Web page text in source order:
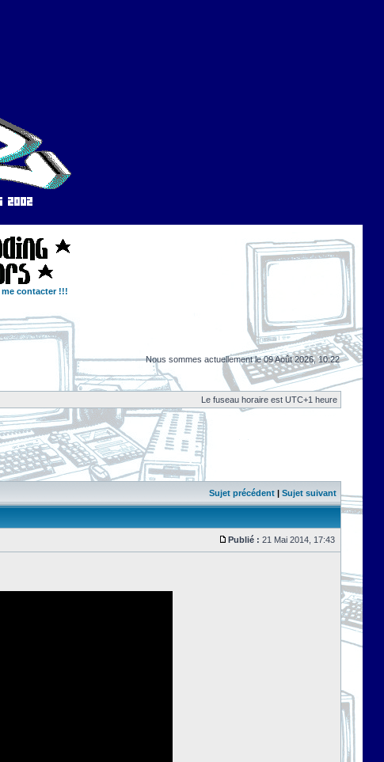
me contacter !!!
Nous sommes actuellement le 09 Août 2026, 10:22
Le fuseau horaire est UTC+1 heure
Sujet précédent | Sujet suivant
Publié : 21 Mai 2014, 17:43